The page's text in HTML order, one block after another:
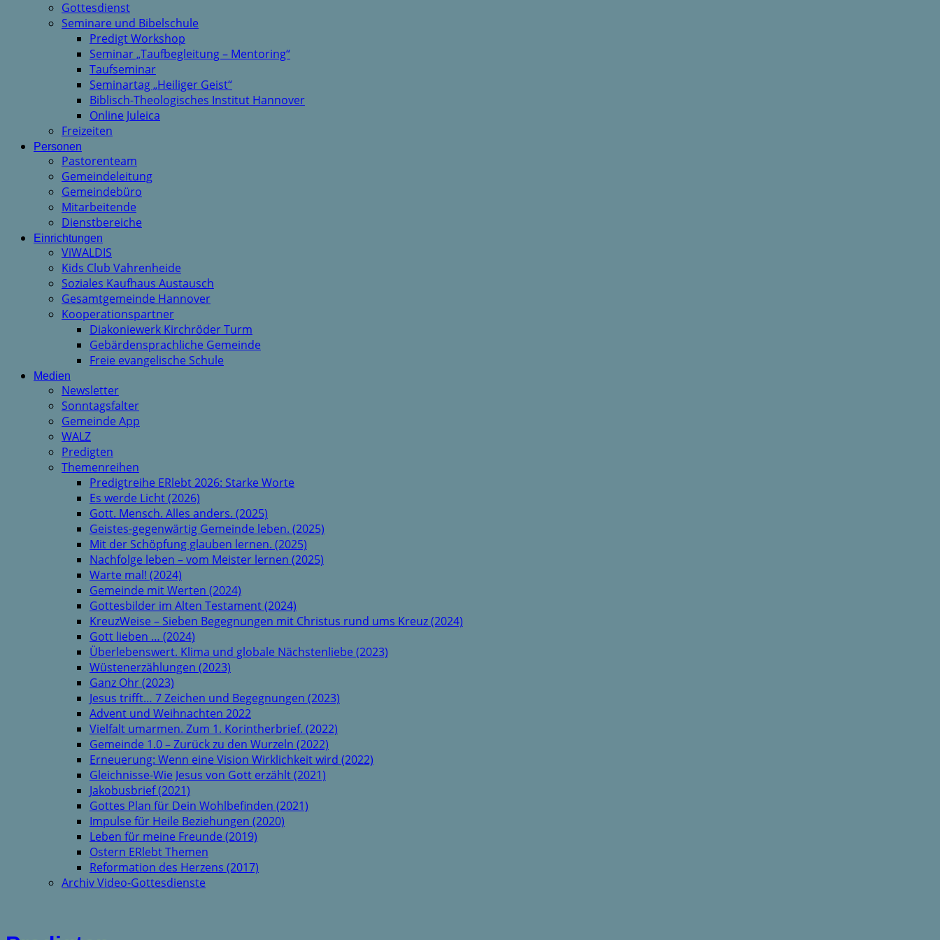
Gottesdienst
Seminare und Bibelschule
Predigt Workshop
Seminar „Taufbegleitung – Mentoring“
Taufseminar
Seminartag „Heiliger Geist“
Biblisch-Theologisches Institut Hannover
Online Juleica
Freizeiten
Personen
Pastorenteam
Gemeindeleitung
Gemeindebüro
Mitarbeitende
Dienstbereiche
Einrichtungen
ViWALDIS
Kids Club Vahrenheide
Soziales Kaufhaus Austausch
Gesamtgemeinde Hannover
Kooperationspartner
Diakoniewerk Kirchröder Turm
Gebärdensprachliche Gemeinde
Freie evangelische Schule
Medien
Newsletter
Sonntagsfalter
Gemeinde App
WALZ
Predigten
Themenreihen
Predigtreihe ERlebt 2026: Starke Worte
Es werde Licht (2026)
Gott. Mensch. Alles anders. (2025)
Geistes-gegenwärtig Gemeinde leben. (2025)
Mit der Schöpfung glauben lernen. (2025)
Nachfolge leben – vom Meister lernen (2025)
Warte mal! (2024)
Gemeinde mit Werten (2024)
Gottesbilder im Alten Testament (2024)
KreuzWeise – Sieben Begegnungen mit Christus rund ums Kreuz (2024)
Gott lieben … (2024)
Überlebenswert. Klima und globale Nächstenliebe (2023)
Wüstenerzählungen (2023)
Ganz Ohr (2023)
Jesus trifft… 7 Zeichen und Begegnungen (2023)
Advent und Weihnachten 2022
Vielfalt umarmen. Zum 1. Korintherbrief. (2022)
Gemeinde 1.0 – Zurück zu den Wurzeln (2022)
Erneuerung: Wenn eine Vision Wirklichkeit wird (2022)
Gleichnisse-Wie Jesus von Gott erzählt (2021)
Jakobusbrief (2021)
Gottes Plan für Dein Wohlbefinden (2021)
Impulse für Heile Beziehungen (2020)
Leben für meine Freunde (2019)
Ostern ERlebt Themen
Reformation des Herzens (2017)
Archiv Video-Gottesdienste